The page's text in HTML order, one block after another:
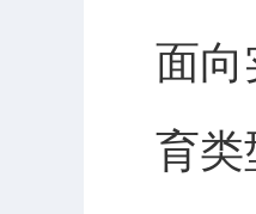
面向
育类